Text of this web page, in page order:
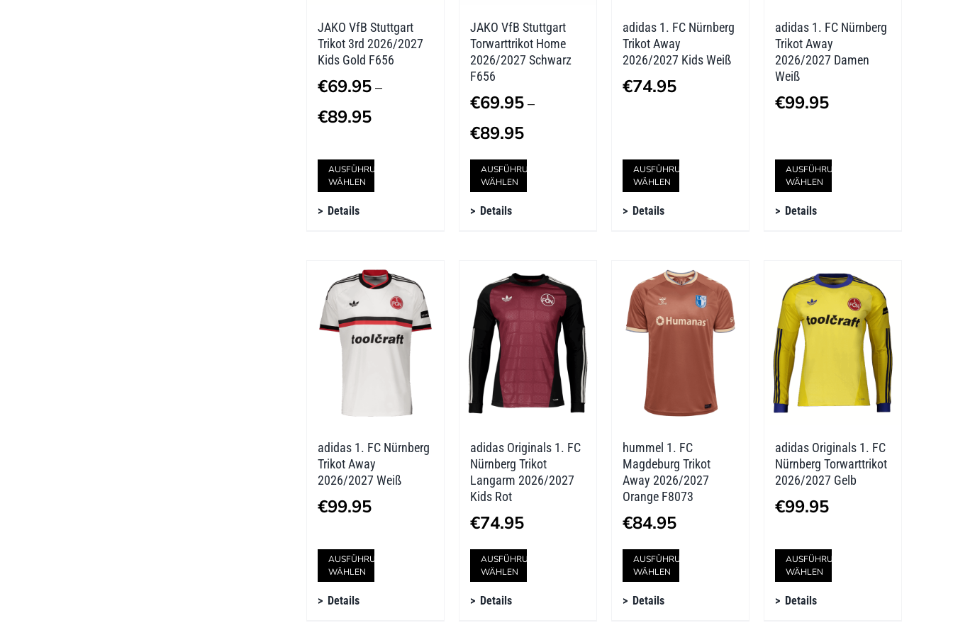
Produktseite
gewählt
Produktseite
gewählt
Produktseite
gewählt
Produktseite
gewählt
JAKO VfB Stuttgart
Trikot 3rd 2026/2027
Kids Gold F656
€69.95–
€89.95Preisspanne:
bis
€89.95
AUSFÜHRUNG
WÄHLEN
Dieses
Produkt
Varianten
auf.
Die
Optionen
können
Produktseite
gewählt
Details
JAKO VfB Stuttgart
Torwarttrikot Home
2026/2027 Schwarz
F656
€69.95–
€89.95Preisspanne:
€69.95
AUSFÜHRUNG
WÄHLEN
Dieses
Produkt
Varianten
auf.
Die
Optionen
können
auf
Produktseite
gewählt
Details
adidas 1. FC Nürnberg
Trikot Away
2026/2027 Kids Weiß
€74.95
AUSFÜHRUNG
WÄHLEN
Dieses
Produkt
Varianten
auf.
Die
Optionen
können
Produktseite
gewählt
werden
Details
adidas 1. FC Nürnberg
Trikot Away
2026/2027 Damen
Weiß
€99.95
AUSFÜHRUNG
WÄHLEN
Dieses
Produkt
Varianten
auf.
Die
Optionen
können
auf
Produktseite
gewählt
Details
adidas 1. FC Nürnberg
Trikot Away
2026/2027 Weiß
€99.95
AUSFÜHRUNG
WÄHLEN
Dieses
Produkt
Details
adidas Originals 1. FC
Nürnberg Trikot
Langarm 2026/2027
Kids Rot
€74.95
AUSFÜHRUNG
WÄHLEN
Dieses
Produkt
Details
hummel 1. FC
Magdeburg Trikot
Away 2026/2027
Orange F8073
€84.95
AUSFÜHRUNG
WÄHLEN
Dieses
Produkt
Details
adidas Originals 1. FC
Nürnberg Torwarttrikot
2026/2027 Gelb
€99.95
AUSFÜHRUNG
WÄHLEN
Dieses
Produkt
Details